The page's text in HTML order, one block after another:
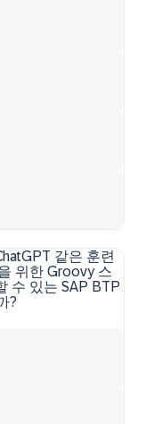
같은 훈련
위한 Groovy 스
수 있는 SAP BTP
?